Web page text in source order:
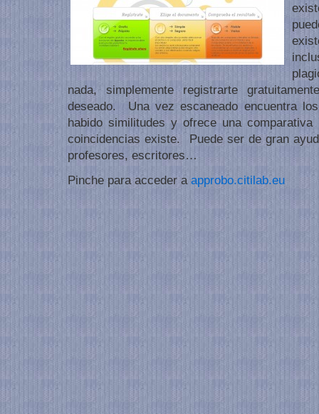
nada, simplemente registrarte
deseado. Una vez escaneado encuentra
habido similitudes y ofrece una
coincidencias existe. Puede ser de gran
profesores, escritores…
Pinche para acceder a approbo.citilab.eu